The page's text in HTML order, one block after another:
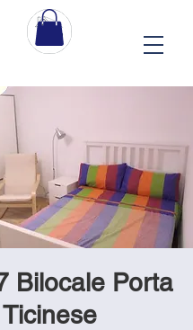
Bilocale Porta
Ticinese